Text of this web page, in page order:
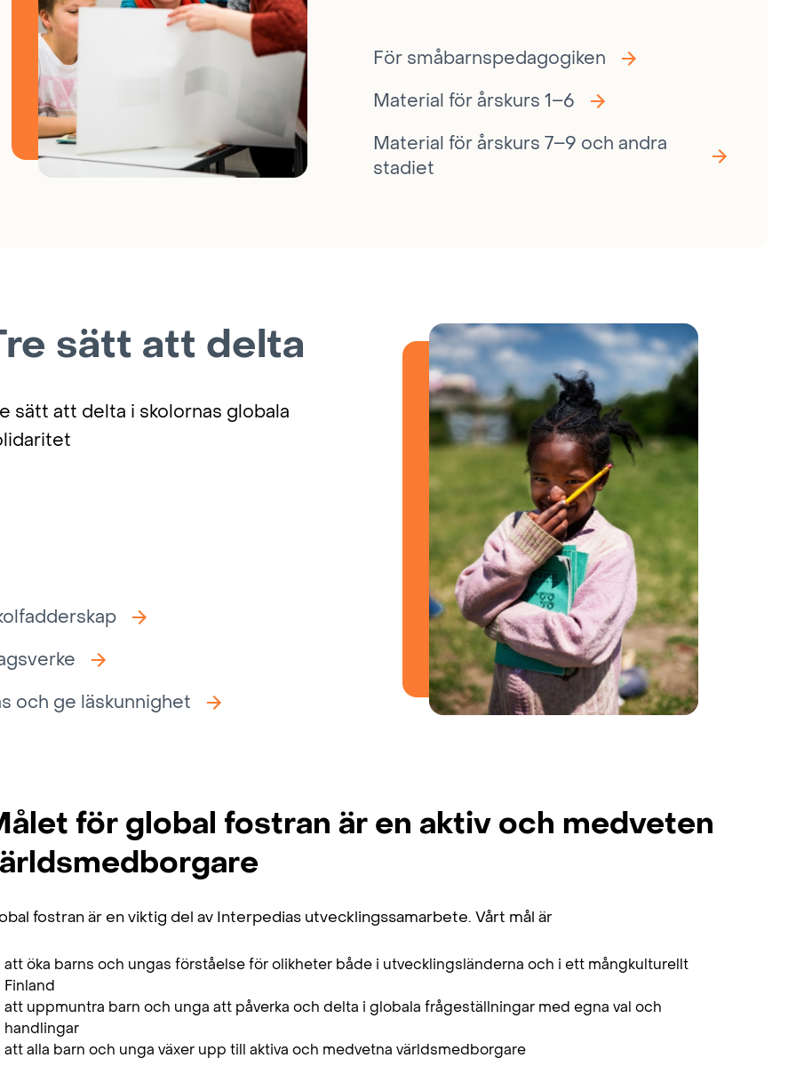
För småbarnspedagogiken
Material för årskurs 1–6
Material för årskurs 7–9 och andra
stadiet
sätt att delta
sätt att delta i skolornas globala
och ge läskunnighet
för global fostran är en aktiv och medveten
fostran är en viktig del av Interpedias utvecklingssamarbete. Vårt mål är
att öka barns och ungas förståelse för olikheter både i utvecklingsländerna och i ett mångkulturellt
Finland
att uppmuntra barn och unga att påverka och delta i globala frågeställningar med egna val och
handlingar
att alla barn och unga växer upp till aktiva och medvetna världsmedborgare